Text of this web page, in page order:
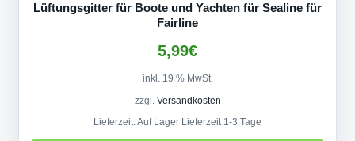
Lüftungsgitter für Boote und Yachten für Sealine für
Fairline
5,99€
inkl. 19 % MwSt.
zzgl. Versandkosten
Lieferzeit:Auf Lager Lieferzeit 1-3 Tage